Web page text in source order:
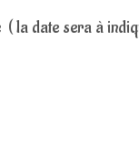
la date sera à